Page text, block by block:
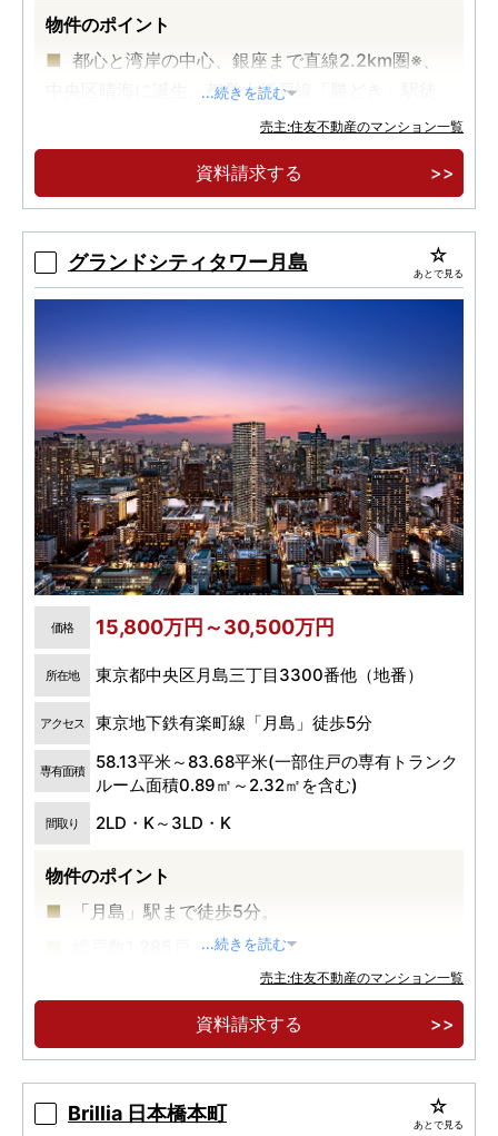
物件のポイント
都心と湾岸の中心、銀座まで直線2.2km圏※、
中央区晴海に誕生。都営大江戸線「勝どき」駅徒
地上33階建・全352邸の免震構造・大規模タワ
ーレジデンス。広大な敷地に緑豊かなランドスケ
ープ。
【実物見学可能】格調高いエントランスホール
と迎賓のグランドロビー、ホテルライクな内廊
...続きを読む
売主:住友不動産のマンション一覧
資料請求する
グランドシティタワー月島 あとで見る
価格 15,800万円～30,500万円
所在地 東京都中央区月島三丁目3300番他（地番）
アクセス 東京地下鉄有楽町線「月島」徒歩5分
専有面積
58.13平米～83.68平米(一部住戸の専有トランク
ルーム面積0.89㎡～2.32㎡を含む)
間取り 2LD・K～3LD・K
物件のポイント
「月島」駅まで徒歩5分。
総戸数1,285戸。
中央区最高層58階建、超高層大規模再開発タワ
...続きを読む
売主:住友不動産のマンション一覧
資料請求する
Brillia 日本橋本町 あとで見る